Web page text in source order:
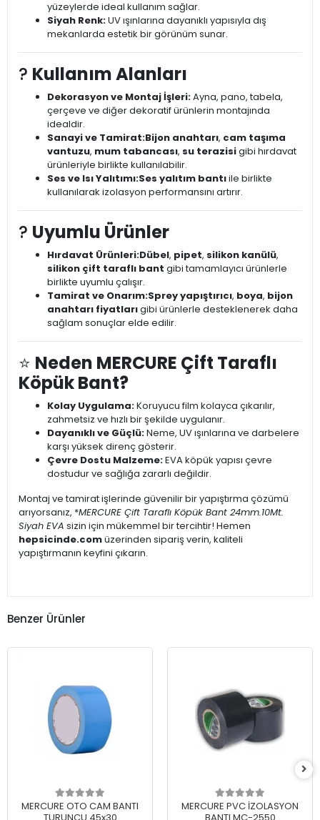
yüzeylerde ideal kullanım sağlar.
Siyah Renk:UV ışınlarına dayanıklı yapısıyla dış
mekanlarda estetik bir görünüm sunar.
? Kullanım Alanları
Dekorasyon ve Montaj İşleri:Ayna, pano, tabela,
çerçeve ve diğer dekoratif ürünlerin montajında
idealdir.
Sanayi ve Tamirat:Bijon anahtarı, cam taşıma
vantuzu, mum tabancası, su terazisigibi hırdavat
ürünleriyle birlikte kullanılabilir.
Ses ve Isı Yalıtımı:Ses yalıtım bantıile birlikte
kullanılarak izolasyon performansını artırır.
? Uyumlu Ürünler
Hırdavat Ürünleri:Dübel, pipet, silikon kanülü,
silikon çift taraflı bant gibi tamamlayıcı ürünlerle
birlikte uyumlu çalışır.
Tamirat ve Onarım:Sprey yapıştırıcı, boya, bijon
anahtarı fiyatlarıgibi ürünlerle desteklenerek daha
sağlam sonuçlar elde edilir.
⭐ Neden MERCURE Çift Taraflı
Köpük Bant?
Kolay Uygulama:Koruyucu film kolayca çıkarılır,
zahmetsiz ve hızlı bir şekilde uygulanır.
Dayanıklı ve Güçlü:Neme, UV ışınlarına ve darbelere
karşı yüksek direnç gösterir.
Çevre Dostu Malzeme:EVA köpük yapısı çevre
dostudur ve sağlığa zararlı değildir.
Montaj ve tamirat işlerinde güvenilir bir yapıştırma çözümü
arıyorsanız, *MERCURE Çift Taraflı Köpük Bant 24mm.10Mt.
Siyah EVA sizin için mükemmel bir tercihtir! Hemen
hepsicinde.comüzerinden sipariş verin, kaliteli
yapıştırmanın keyfini çıkarın.
Benzer Ürünler
MERCURE OTO CAM BANTI
MERCURE PVC İZOLASYON